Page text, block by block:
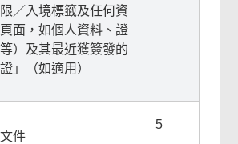
／入境標籤及任何資
面，如個人資料、證
）及其最近獲簽發的
」（如適用）
件
5